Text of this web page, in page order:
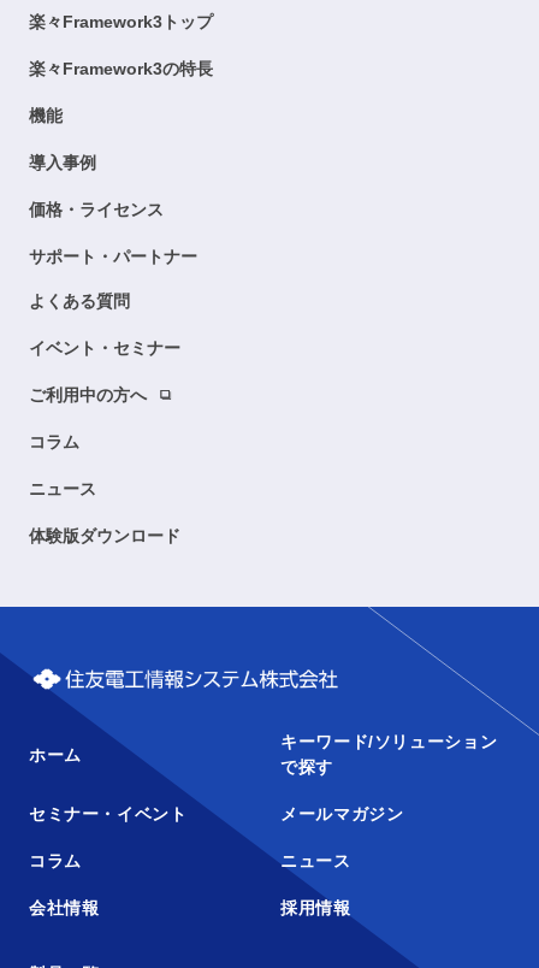
楽々Framework3トップ
楽々Framework3の特長
機能
導入事例
価格・ライセンス
サポート・パートナー
よくある質問
イベント・セミナー
ご利用中の方へ
コラム
ニュース
体験版ダウンロード
ホーム
キーワード/ソリューション
で探す
セミナー・イベント メールマガジン
コラム ニュース
会社情報 採用情報